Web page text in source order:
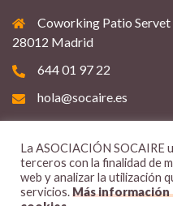
Coworking Patio Servet
28012 Madrid
644 01 97 22
hola@socaire.es
La ASOCIACIÓN SOCAIRE
terceros con la finalidad de
web y analizar la utilización
servicios.Más